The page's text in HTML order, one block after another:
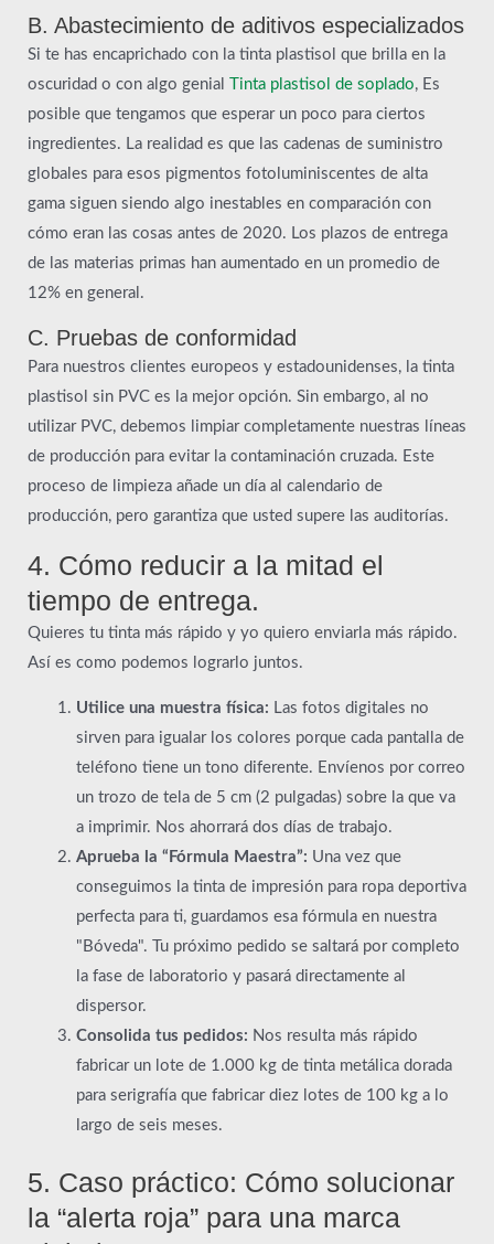
B. Abastecimiento de aditivos especializados
Si te has encaprichado con la tinta plastisol que brilla en la
oscuridad o con algo genial Tinta plastisol de soplado, Es
posible que tengamos que esperar un poco para ciertos
ingredientes. La realidad es que las cadenas de suministro
globales para esos pigmentos fotoluminiscentes de alta
gama siguen siendo algo inestables en comparación con
cómo eran las cosas antes de 2020. Los plazos de entrega
de las materias primas han aumentado en un promedio de
12% en general.
C. Pruebas de conformidad
Para nuestros clientes europeos y estadounidenses, la tinta
plastisol sin PVC es la mejor opción. Sin embargo, al no
utilizar PVC, debemos limpiar completamente nuestras líneas
de producción para evitar la contaminación cruzada. Este
proceso de limpieza añade un día al calendario de
producción, pero garantiza que usted supere las auditorías.
4. Cómo reducir a la mitad el
tiempo de entrega.
Quieres tu tinta más rápido y yo quiero enviarla más rápido.
Así es como podemos lograrlo juntos.
Utilice una muestra física: Las fotos digitales no
sirven para igualar los colores porque cada pantalla de
teléfono tiene un tono diferente. Envíenos por correo
un trozo de tela de 5 cm (2 pulgadas) sobre la que va
a imprimir. Nos ahorrará dos días de trabajo.
Aprueba la “Fórmula Maestra”: Una vez que
conseguimos la tinta de impresión para ropa deportiva
perfecta para ti, guardamos esa fórmula en nuestra
"Bóveda". Tu próximo pedido se saltará por completo
la fase de laboratorio y pasará directamente al
dispersor.
Consolida tus pedidos: Nos resulta más rápido
fabricar un lote de 1.000 kg de tinta metálica dorada
para serigrafía que fabricar diez lotes de 100 kg a lo
largo de seis meses.
5. Caso práctico: Cómo solucionar
la “alerta roja” para una marca